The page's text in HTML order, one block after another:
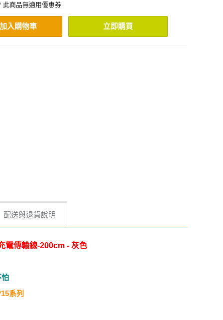
此商品無適用優惠券
加入購物車 立即購買
配送與退貨說明
電傳輸線-200cm - 灰色
系列